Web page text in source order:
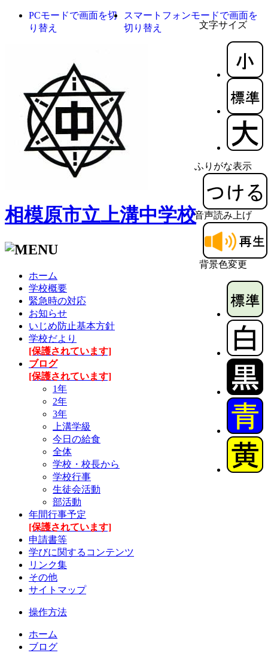
文字サイズ
ふりがな表示
音声読み上げ
背景色変更
PCモードで画面を切
り替え
スマートフォンモードで画面を
切り替え
相模原市立上溝中学校
ホーム
学校概要
緊急時の対応
お知らせ
いじめ防止基本方針
学校だより
[保護されています]
ブログ
[保護されています]
1年
2年
3年
上溝学級
今日の給食
全体
学校・校長から
学校行事
生徒会活動
部活動
年間行事予定
[保護されています]
申請書等
学びに関するコンテンツ
リンク集
その他
サイトマップ
操作方法
ホーム
ブログ